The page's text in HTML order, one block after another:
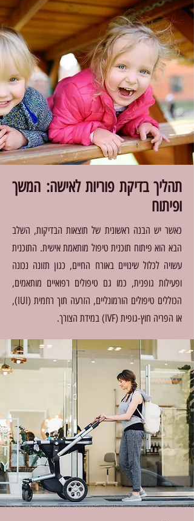
תהליך בדיקת פוריות לאישה: המשך
ופיתוח
כאשר יש הבנה ראשונית של תוצאות הבדיקות, השלב
הבא הוא פיתוח תוכנית טיפול מותאמת אישית. התוכנית
עשויה לכלול שינויים באורח החיים, כגון תזונה נכונה
ופעילות גופנית, כמו גם טיפולים רפואיים מותאמים,
הכוללים טיפולים הורמונליים, הזרעה תוך רחמית (IUI),
או הפריה חוץ-גופית (IVF) במידת הצורך.